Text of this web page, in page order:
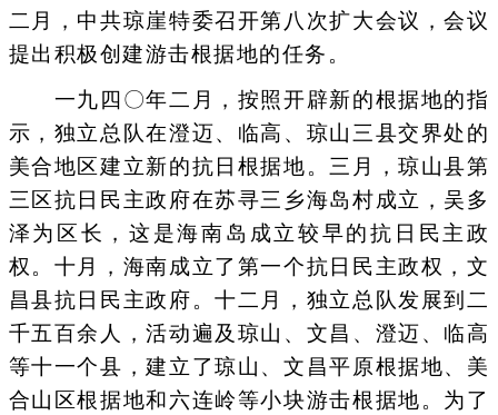
二月，中共琼崖特委召开第八次扩大会议，会议
提出积极创建游击根据地的任务。
一九四〇年二月，按照开辟新的根据地的指
示，独立总队在澄迈、临高、琼山三县交界处的
美合地区建立新的抗日根据地。三月，琼山县第
三区抗日民主政府在苏寻三乡海岛村成立，吴多
泽为区长，这是海南岛成立较早的抗日民主政
权。十月，海南成立了第一个抗日民主政权，文
昌县抗日民主政府。十二月，独立总队发展到二
千五百余人，活动遍及琼山、文昌、澄迈、临高
等十一个县，建立了琼山、文昌平原根据地、美
合山区根据地和六连岭等小块游击根据地。为了